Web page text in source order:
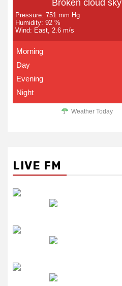
Broken cloud sky
Pressure: 751 mm Hg
Humidity: 92 %
Wind: East, 2.6 m/s
Morning
Day
Evening
Night
Weather Today
LIVE FM